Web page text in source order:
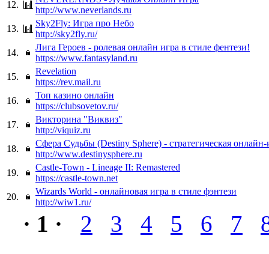
12.
http://www.neverlands.ru
13.
Sky2Fly: Игра про Небо
http://sky2fly.ru/
14.
Лига Героев - ролевая онлайн игра в стиле фентези!
https://www.fantasyland.ru
15.
Revelation
https://rev.mail.ru
16.
Топ казино онлайн
https://clubsovetov.ru/
17.
Викторина "Виквиз"
http://viquiz.ru
18.
Сфера Судьбы (Destiny Sphere) - стратегическая онлайн-
http://www.destinysphere.ru
19.
Castle-Town - Lineage II: Remastered
https://castle-town.net
20.
Wizards World - онлайновая игра в стиле фэнтези
http://wiw1.ru/
· 1 · 2 3 4 5 6 7